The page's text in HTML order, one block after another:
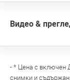
Видео &
- * Цена с включен
снимки и